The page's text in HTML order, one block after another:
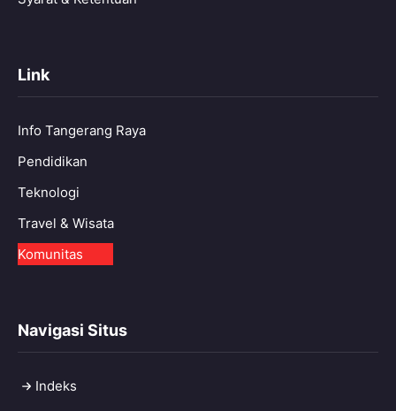
Link
Info Tangerang Raya
Pendidikan
Teknologi
Travel & Wisata
Komunitas
Navigasi Situs
Indeks